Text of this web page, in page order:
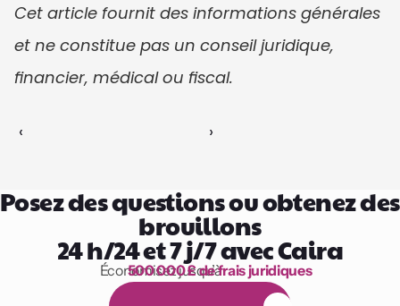
Cet article fournit des informations générales
et ne constitue pas un conseil juridique,
financier, médical ou fiscal.
‹ ›
Posez des questions ou obtenez des
brouillons
24 h/24 et 7 j/7 avec Caira
1 000 heures de lecture
Économisez jusqu’à
500 000 £ de frais juridiques